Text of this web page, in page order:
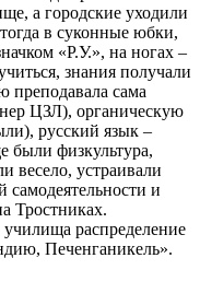
а городские уходили
в суконные юбки,
«Р.У.», на ногах –
знания получали
преподавала сама
ЦЗЛ), органическую
русский язык –
были физкультура,
весело, устраивали
самодеятельности и
Тростниках.
распределение
Печенганикель».